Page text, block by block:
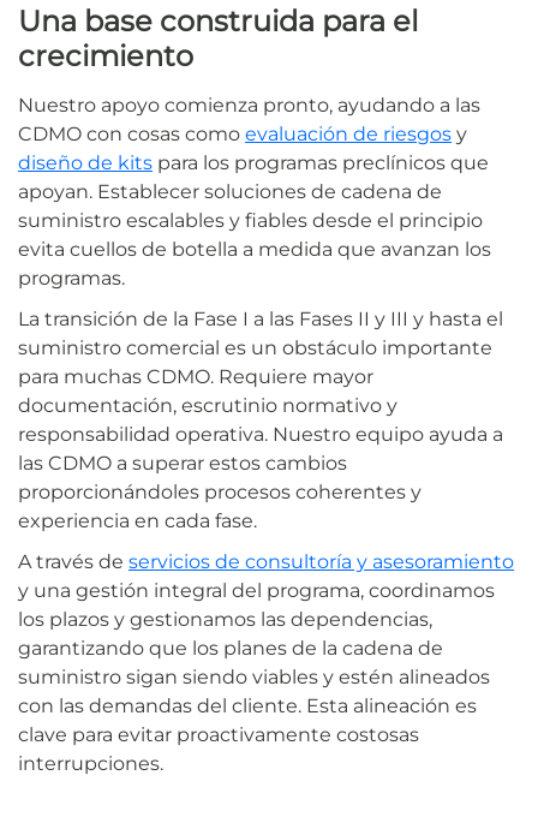
Una base construida para el
crecimiento
Nuestro apoyo comienza pronto, ayudando a las
CDMO con cosas como evaluación de riesgos y
diseño de kits para los programas preclínicos que
apoyan. Establecer soluciones de cadena de
suministro escalables y fiables desde el principio
evita cuellos de botella a medida que avanzan los
programas.
La transición de la Fase I a las Fases II y III y hasta el
suministro comercial es un obstáculo importante
para muchas CDMO. Requiere mayor
documentación, escrutinio normativo y
responsabilidad operativa. Nuestro equipo ayuda a
las CDMO a superar estos cambios
proporcionándoles procesos coherentes y
experiencia en cada fase.
A través de servicios de consultoría y asesoramiento
y una gestión integral del programa, coordinamos
los plazos y gestionamos las dependencias,
garantizando que los planes de la cadena de
suministro sigan siendo viables y estén alineados
con las demandas del cliente. Esta alineación es
clave para evitar proactivamente costosas
interrupciones.